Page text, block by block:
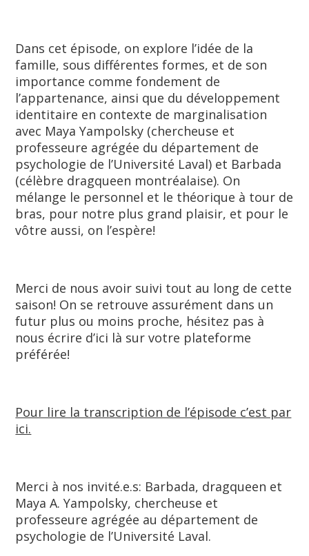
Dans cet épisode, on explore l’idée de la
famille, sous différentes formes, et de son
importance comme fondement de
l’appartenance, ainsi que du développement
identitaire en contexte de marginalisation
avec Maya Yampolsky (chercheuse et
professeure agrégée du département de
psychologie de l’Université Laval) et Barbada
(célèbre dragqueen montréalaise). On
mélange le personnel et le théorique à tour de
bras, pour notre plus grand plaisir, et pour le
vôtre aussi, on l’espère!
Merci de nous avoir suivi tout au long de cette
saison! On se retrouve assurément dans un
futur plus ou moins proche, hésitez pas à
nous écrire d’ici là sur votre plateforme
préférée!
Pour lire la transcription de l’épisode c’est par
ici.
Merci à nos invité.e.s: Barbada, dragqueen et
Maya A. Yampolsky, chercheuse et
professeure agrégée au département de
psychologie de l’Université Laval.